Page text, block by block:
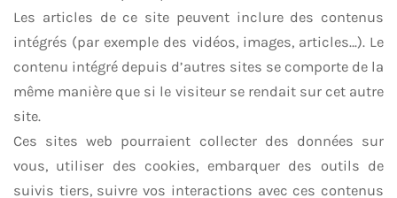
Les articles de ce site peuvent inclure des contenus
intégrés (par exemple des vidéos, images, articles…). Le
contenu intégré depuis d’autres sites se comporte de la
même manière que si le visiteur se rendait sur cet autre
site.
Ces sites web pourraient collecter des données sur
vous, utiliser des cookies, embarquer des outils de
suivis tiers, suivre vos interactions avec ces contenus